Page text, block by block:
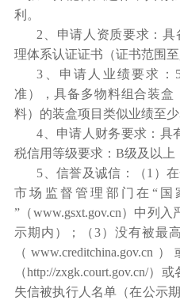
利。
2 、申请人资质要求：
理体系认证证书（证书范围至
3 、申请人业绩要求
准），具备多物料组合装盒
料）的装盒项目 类似业绩至
4 、申请人财务要求：
税信用等级要求：B级及以上
5 、信誉及诚信：（1）
市场监督管理部门在“
”（www.gsxt.gov.cn）中列
示期内）；（3）没有被最
（
（http://zxgk.court.gov.cn/）
失信被执行人名单（在公示